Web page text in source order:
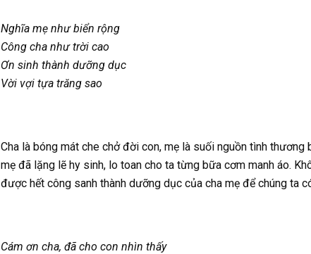
Nghĩa mẹ như biển rộng
Công cha như trời cao
Ơn sinh thành dưỡng dục
Vời vợi tựa trăng sao
Cha là bóng mát che chở đời con, mẹ là suối nguồn tình
mẹ đã lặng lẽ hy sinh, lo toan cho ta từng bữa cơm manh áo.
được hết công sanh thành dưỡng dục của cha mẹ để chúng ta
Cám ơn cha, đã cho con nhìn thấy